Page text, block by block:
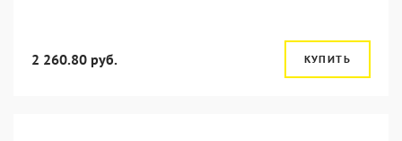
2 260.80 руб. КУПИТЬ